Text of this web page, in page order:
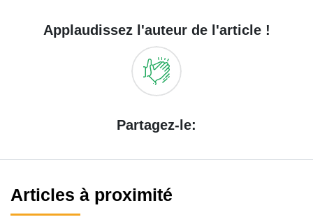
Applaudissez l'auteur de l'article !
Partagez-le:
Articles à proximité